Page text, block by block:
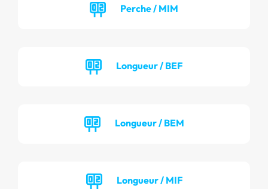
Perche / MIM
Longueur / BEF
Longueur / BEM
Longueur / MIF